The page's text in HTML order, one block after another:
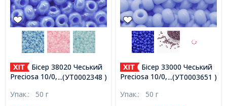
...(УТ0002348 )
Бісер 38020 Чеський
Preciosa 10/0, Непрозорий
Круглий, (УТ0002348)
Упак.: 50 г
...(УТ0003651 )
Бісер 33000 Чеський
Preciosa 10/0, Природний
Блакитний, Круглий,
Упак.: 50 г